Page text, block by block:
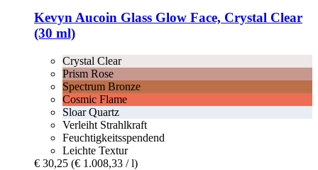
Kevyn Aucoin Glass Glow Face, Crystal Clear
(30 ml)
Crystal Clear
Prism Rose
Spectrum Bronze
Cosmic Flame
Sloar Quartz
Verleiht Strahlkraft
Feuchtigkeitsspendend
Leichte Textur
€ 30,25 (€ 1.008,33 / l)